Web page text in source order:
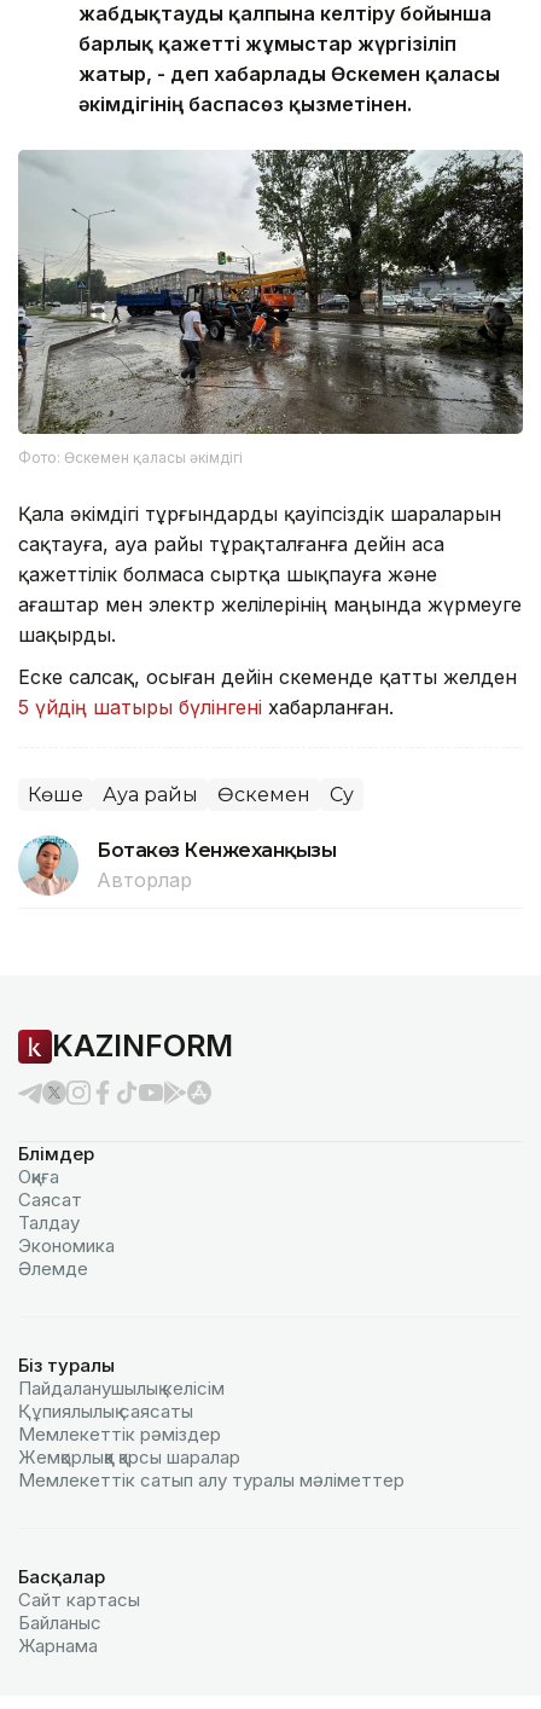
жабдықтауды қалпына келтіру бойынша
барлық қажетті жұмыстар жүргізіліп
жатыр, - деп хабарлады Өскемен қаласы
әкімдігінің баспасөз қызметінен.
Фото: Өскемен қаласы әкімдігі
Қала әкімдігі тұрғындарды қауіпсіздік шараларын
сақтауға, ауа райы тұрақталғанға дейін аса
қажеттілік болмаса сыртқа шықпауға және
ағаштар мен электр желілерінің маңында жүрмеуге
шақырды.
Еске салсақ, осыған дейін Өскеменде қатты желден
5 үйдің шатыры бүлінгені хабарланған.
Көше Ауа райы Өскемен Су
Ботакөз Кенжеханқызы
Авторлар
KAZINFORM
Бөлімдер
Оқиға
Саясат
Талдау
Экономика
Әлемде
Біз туралы
Пайдаланушылық келiciм
Құпиялылық саясаты
Мемлекеттік рәміздер
Жемқорлыққа қарсы шаралар
Мемлекеттік сатып алу туралы мәлiметтер
Басқалар
Сайт картасы
Байланыс
Жарнама